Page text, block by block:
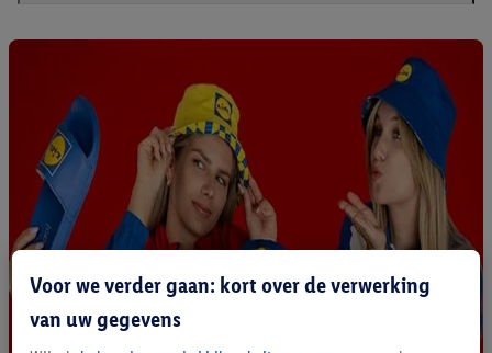
Voor we verder gaan: kort over de verwerking
van uw gegevens